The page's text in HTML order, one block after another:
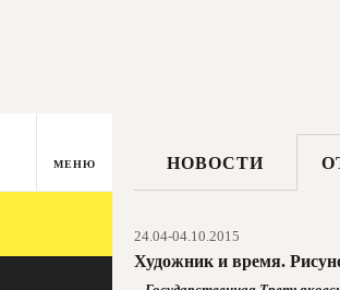
НОВОСТИ
24.04-04.10.2015
Художник и время.
МЕНЮ